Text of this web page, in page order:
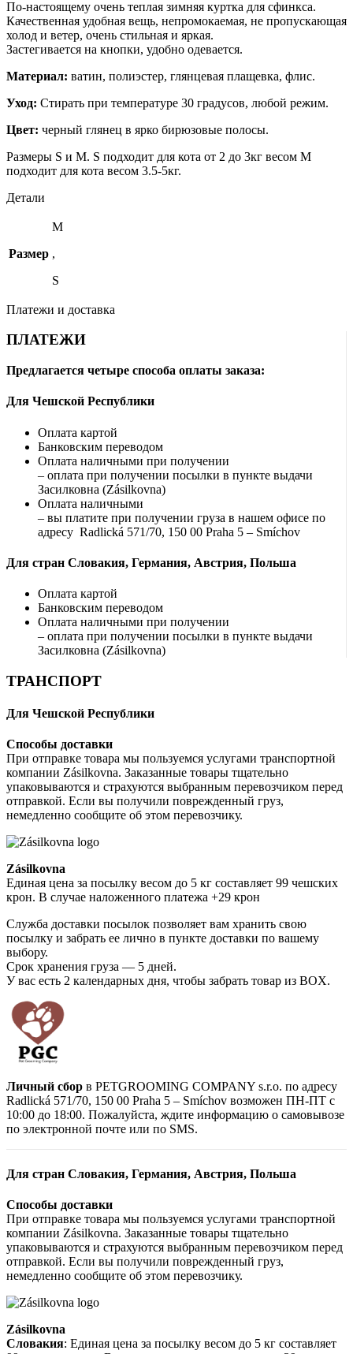
По-настоящему очень теплая зимняя куртка для сфинкса.
Качественная удобная вещь, непромокаемая, не пропускающая
холод и ветер, очень стильная и яркая.
Застегивается на кнопки, удобно одевается.
Материал: ватин, полиэстер, глянцевая плащевка, флис.
Уход: Стирать при температуре 30 градусов, любой режим.
Цвет: черный глянец в ярко бирюзовые полосы.
Размеры S и М. S подходит для кота от 2 до 3кг весом М
подходит для кота весом 3.5-5кг.
Детали
Размер
M
,
S
Платежи и доставка
ПЛАТЕЖИ
Предлагается четыре способа оплаты заказа:
Для Чешской Республики
Оплата картой
Банковским переводом
Оплата наличными при получении
– оплата при получении посылки в пункте выдачи
Засилковна (Zásilkovna)
Оплата наличными
– вы платите при получении груза в нашем офисе по
адресу Radlická 571/70, 150 00 Praha 5 – Smíchov
Для стран Словакия, Германия, Австрия, Польша
Оплата картой
Банковским переводом
Оплата наличными при получении
– оплата при получении посылки в пункте выдачи
Засилковна (Zásilkovna)
ТРАНСПОРТ
Для Чешской Республики
Способы доставки
При отправке товара мы пользуемся услугами транспортной
компании Zásilkovna. Заказанные товары тщательно
упаковываются и страхуются выбранным перевозчиком перед
отправкой. Если вы получили поврежденный груз,
немедленно сообщите об этом перевозчику.
Zásilkovna
Единая цена за посылку весом до 5 кг составляет 99 чешских
крон. В случае наложенного платежа +29 крон
Служба доставки посылок позволяет вам хранить свою
посылку и забрать ее лично в пункте доставки по вашему
выбору.
Срок хранения груза — 5 дней.
У вас есть 2 календарных дня, чтобы забрать товар из BOX.
Личный сбор в PETGROOMING COMPANY s.r.o. по адресу
Radlická 571/70, 150 00 Praha 5 – Smíchov возможен ПН-ПТ с
10:00 до 18:00. Пожалуйста, ждите информацию о самовывозе
по электронной почте или по SMS.
Для стран Словакия, Германия, Австрия, Польша
Способы доставки
При отправке товара мы пользуемся услугами транспортной
компании Zásilkovna. Заказанные товары тщательно
упаковываются и страхуются выбранным перевозчиком перед
отправкой. Если вы получили поврежденный груз,
немедленно сообщите об этом перевозчику.
Zásilkovna
Словакия: Единая цена за посылку весом до 5 кг составляет